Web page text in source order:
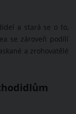
a stará se o to,
se zároveň podílí
a zrohovatělé